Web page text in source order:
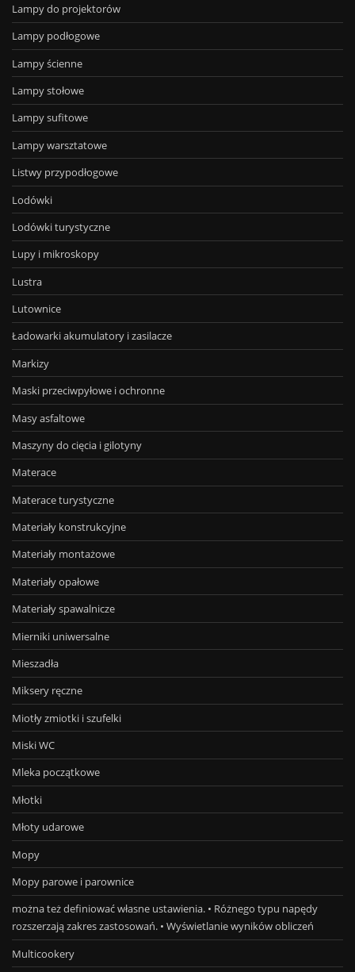
Lampy do projektorów
Lampy podłogowe
Lampy ścienne
Lampy stołowe
Lampy sufitowe
Lampy warsztatowe
Listwy przypodłogowe
Lodówki
Lodówki turystyczne
Lupy i mikroskopy
Lustra
Lutownice
Ładowarki akumulatory i zasilacze
Markizy
Maski przeciwpyłowe i ochronne
Masy asfaltowe
Maszyny do cięcia i gilotyny
Materace
Materace turystyczne
Materiały konstrukcyjne
Materiały montażowe
Materiały opałowe
Materiały spawalnicze
Mierniki uniwersalne
Mieszadła
Miksery ręczne
Miotły zmiotki i szufelki
Miski WC
Mleka początkowe
Młotki
Młoty udarowe
Mopy
Mopy parowe i parownice
można też definiować własne ustawienia. • Różnego typu napędy
rozszerzają zakres zastosowań. • Wyświetlanie wyników obliczeń
Multicookery